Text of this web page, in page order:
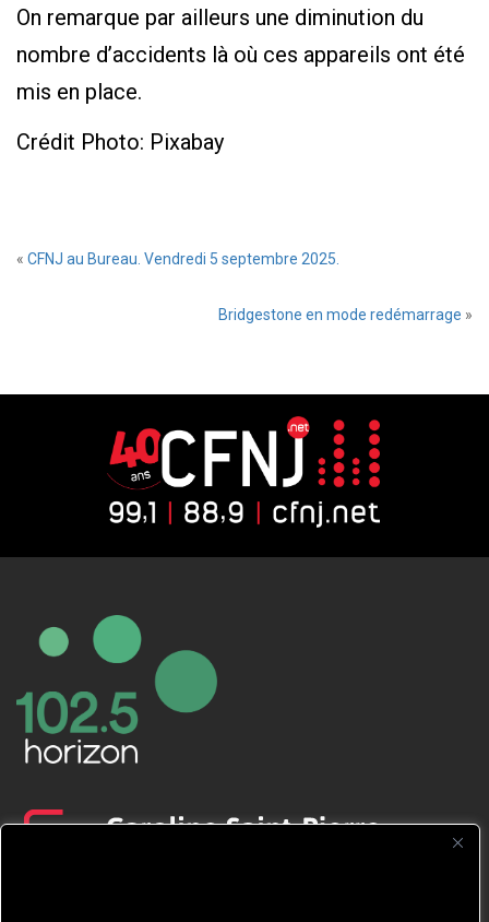
On remarque par ailleurs une diminution du
nombre d’accidents là où ces appareils ont été
mis en place.
Crédit Photo: Pixabay
« CFNJ au Bureau. Vendredi 5 septembre 2025.
Bridgestone en mode redémarrage »